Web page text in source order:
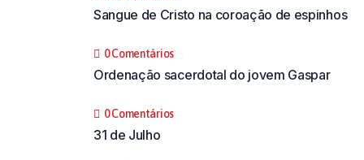
Sangue de Cristo na coroação de espinhos
0 Comentários
Ordenação sacerdotal do jovem Gaspar
0 Comentários
31 de Julho